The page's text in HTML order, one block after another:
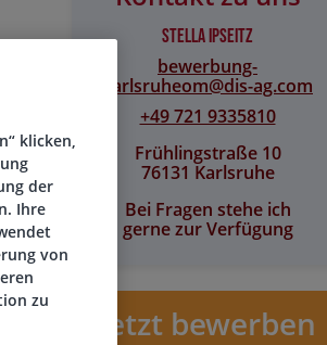
Stella Ipseitz
bewerbung-
karlsruheom@​dis-ag.com
+49 721 9335810
Frühlingstraße 10
76131 Karlsruhe
Bei Fragen stehe ich
gerne zur Verfügung
Jetzt bewerben
klicken,
der
Ihre
von
zu